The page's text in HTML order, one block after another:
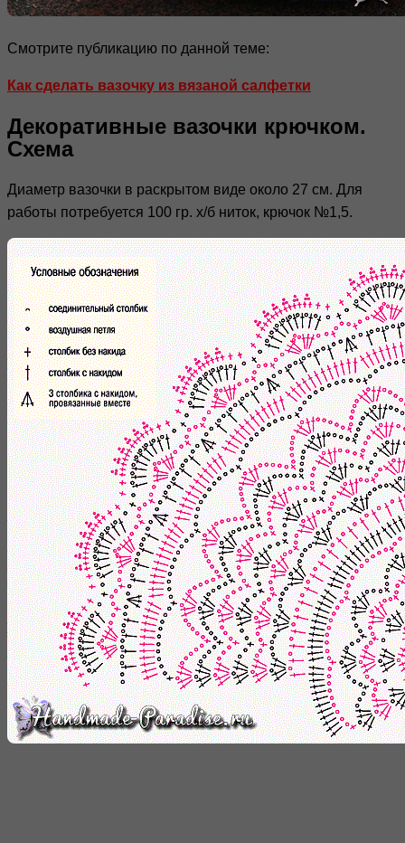
Смотрите публикацию по данной теме:
Как сделать вазочку из вязаной салфетки
Декоративные вазочки крючком.
Схема
Диаметр вазочки в раскрытом виде около 27 см. Для
работы потребуется 100 гр. х/б ниток, крючок №1,5.